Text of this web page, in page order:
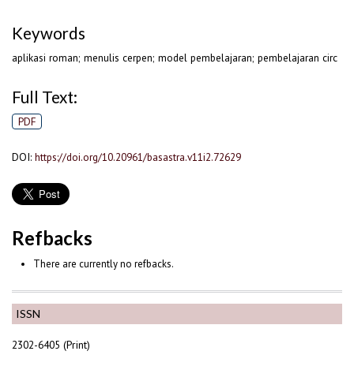
ISSN
2302-6405 (Print)
Keywords
aplikasi roman; menulis cerpen; model pembelajaran; pembelajaran circ
Full Text:
PDF
DOI: https://doi.org/10.20961/basastra.v11i2.72629
Refbacks
There are currently no refbacks.